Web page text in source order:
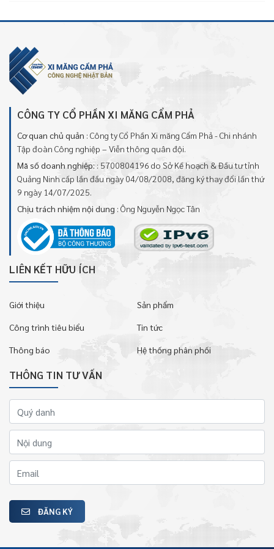
CÔNG TY CỔ PHẦN XI MĂNG CẨM PHẢ
Cơ quan chủ quản : Công ty Cổ Phần Xi măng Cẩm Phả - Chi nhánh
Tập đoàn Công nghiệp – Viễn thông quân đội.
Mã số doanh nghiệp: : 5700804196 do Sở Kế hoạch & Đầu tư tỉnh
Quảng Ninh cấp lần đầu ngày 04/08/2008, đăng ký thay đổi lần thứ
9 ngày 14/07/2025.
Chịu trách nhiệm nội dung : Ông Nguyễn Ngọc Tân
LIÊN KẾT HỮU ÍCH
Giới thiệu Sản phẩm
Công trình tiêu biểu Tin tức
Thông báo Hệ thống phân phối
THÔNG TIN TƯ VẤN
ĐĂNG KÝ